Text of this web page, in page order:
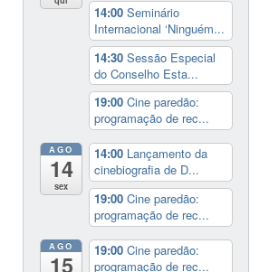
14:00Seminário
Internacional ‘Ninguém...
14:30Sessão Especial
do Conselho Esta...
19:00Cine paredão:
programação de rec...
AGO
14
sex
14:00 Lançamento da
cinebiografia de D...
19:00Cine paredão:
programação de rec...
AGO
15
19:00Cine paredão:
programação de rec...